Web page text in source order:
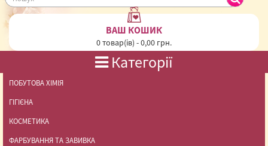
ВАШ КОШИК
0 товар(ів) - 0,00 грн.
Категорії
ПОБУТОВА ХІМІЯ
ГІГІЄНА
КОСМЕТИКА
ФАРБУВАННЯ ТА ЗАВИВКА